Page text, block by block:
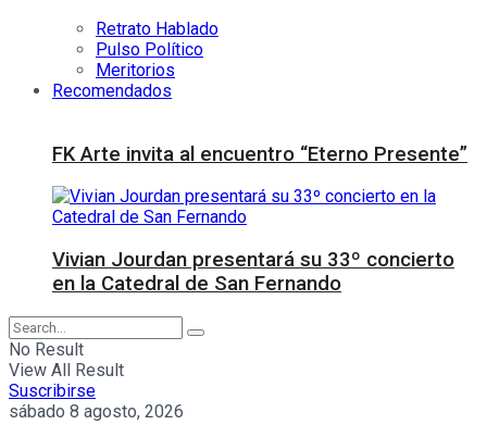
Retrato Hablado
Pulso Político
Meritorios
Recomendados
FK Arte invita al encuentro “Eterno Presente”
Vivian Jourdan presentará su 33º concierto
en la Catedral de San Fernando
No Result
View All Result
Suscribirse
sábado 8 agosto, 2026